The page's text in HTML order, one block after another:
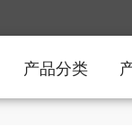
产品分类